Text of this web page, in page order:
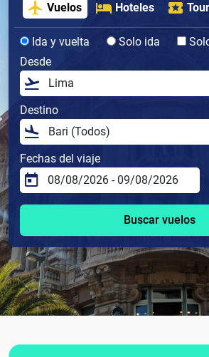
Vuelos Hoteles
Ida y vuelta Solo ida
Desde
Destino
Fechas del viaje
Buscar vuelos